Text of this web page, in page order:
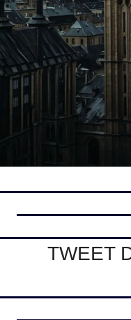
TWEET